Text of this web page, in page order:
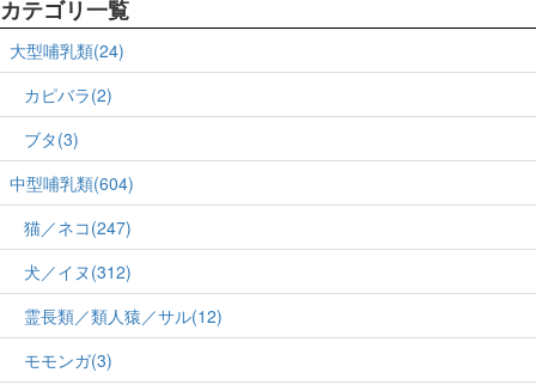
カテゴリ一覧
大型哺乳類(24)
カピバラ(2)
ブタ(3)
中型哺乳類(604)
猫／ネコ(247)
犬／イヌ(312)
霊長類／類人猿／サル(12)
モモンガ(3)